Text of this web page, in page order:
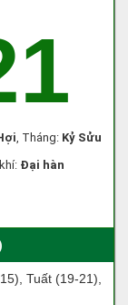
, Tháng: Kỷ Sửu
Đại hàn
Tuất (19-21),